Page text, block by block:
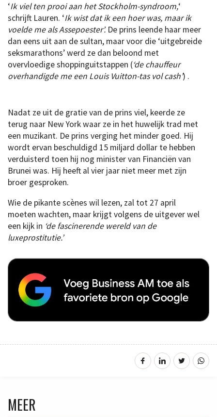
‘Ik viel ten prooi aan het Stockholm-syndroom,‘
schrijft Lauren. ‘Ik wist dat ik een hoer was, maar ik
voelde me als Assepoester’.De prins leende haar meer
dan eens uit aan de sultan, maar voor die ‘uitgebreide
seksmarathons’ werd ze dan beloond met
overvloedige shoppinguitstappen (‘de chauffeur
overhandigde me een Louis Vuitton-tas vol cash’) .
Nadat ze uit de gratie van de prins viel, keerde ze
terug naar New York waar ze in het huwelijk trad met
een muzikant. De prins verging het minder goed. Hij
wordt ervan beschuldigd 15 miljard dollar te hebben
verduisterd toen hij nog minister van Financiën van
Brunei was. Hij heeft al vier jaar niet meer met zijn
broer gesproken.
Wie de pikante scènes wil lezen, zal tot 27 april
moeten wachten, maar krijgt volgens de uitgever wel
een kijk in ‘de fascinerende wereld van de
luxeprostitutie.’
MEER